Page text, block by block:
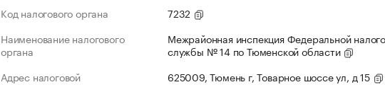
Код налогового органа
7232
Наименование налогового
органа
Межрайонная инспекция Федеральной
службы № 14 по Тюменской области
Адрес налоговой
625009, Тюмень г, Товарное шоссе ул, д 15